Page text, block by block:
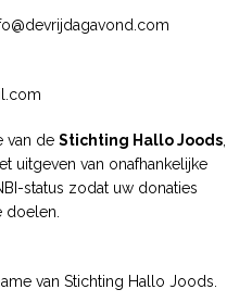
van de Stichting Hallo Joods
uitgeven van onafhankelijke
status zodat uw donaties
doelen.
van Stichting Hallo Joods.